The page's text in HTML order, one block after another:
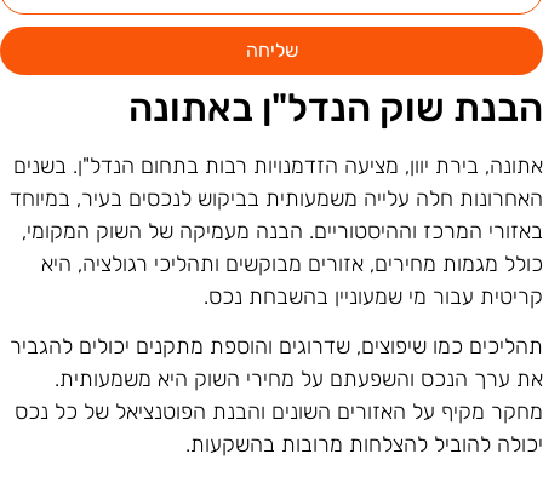
שליחה
שוק הנדל"ן באתונה
בירת יוון, מציעה הזדמנויות רבות בתחום הנדל"ן. בשנים
חלה עלייה משמעותית בביקוש לנכסים בעיר, במיוחד
המרכז וההיסטוריים. הבנה מעמיקה של השוק המקומי,
מגמות מחירים, אזורים מבוקשים ותהליכי רגולציה, היא
עבור מי שמעוניין בהשבחת נכס.
כמו שיפוצים, שדרוגים והוספת מתקנים יכולים להגביר
ערך הנכס והשפעתם על מחירי השוק היא משמעותית.
מקיף על האזורים השונים והבנת הפוטנציאל של כל נכס
להוביל להצלחות מרובות בהשקעות.